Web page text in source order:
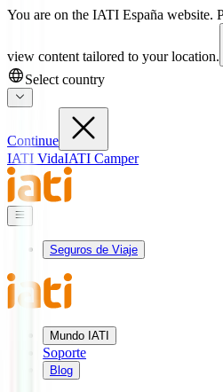
You are on the IATI España website.
view content tailored to your location.
Select country
Continue
IATI VidaIATI Camper
Seguros de Viaje
Mundo IATI
Soporte
Blog